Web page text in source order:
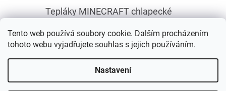
Tento web používá soubory cookie. Dalším procházením
tohoto webu vyjadřujete souhlas s jejich používáním.
Nastavení
Tepláky MINECRAFT chlapecké